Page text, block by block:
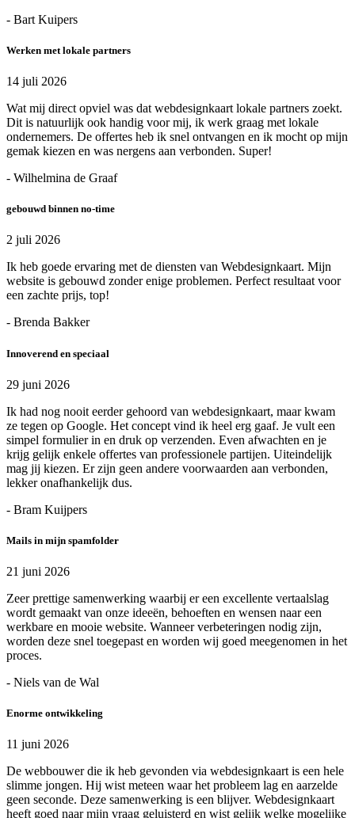
- Bart Kuipers
Werken met lokale partners
14 juli 2026
Wat mij direct opviel was dat webdesignkaart lokale partners zoekt.
Dit is natuurlijk ook handig voor mij, ik werk graag met lokale
ondernemers. De offertes heb ik snel ontvangen en ik mocht op mijn
gemak kiezen en was nergens aan verbonden. Super!
- Wilhelmina de Graaf
gebouwd binnen no-time
2 juli 2026
Ik heb goede ervaring met de diensten van Webdesignkaart. Mijn
website is gebouwd zonder enige problemen. Perfect resultaat voor
een zachte prijs, top!
- Brenda Bakker
Innoverend en speciaal
29 juni 2026
Ik had nog nooit eerder gehoord van webdesignkaart, maar kwam
ze tegen op Google. Het concept vind ik heel erg gaaf. Je vult een
simpel formulier in en druk op verzenden. Even afwachten en je
krijg gelijk enkele offertes van professionele partijen. Uiteindelijk
mag jij kiezen. Er zijn geen andere voorwaarden aan verbonden,
lekker onafhankelijk dus.
- Bram Kuijpers
Mails in mijn spamfolder
21 juni 2026
Zeer prettige samenwerking waarbij er een excellente vertaalslag
wordt gemaakt van onze ideeën, behoeften en wensen naar een
werkbare en mooie website. Wanneer verbeteringen nodig zijn,
worden deze snel toegepast en worden wij goed meegenomen in het
proces.
- Niels van de Wal
Enorme ontwikkeling
11 juni 2026
De webbouwer die ik heb gevonden via webdesignkaart is een hele
slimme jongen. Hij wist meteen waar het probleem lag en aarzelde
geen seconde. Deze samenwerking is een blijver. Webdesignkaart
heeft goed naar mijn vraag geluisterd en wist gelijk welke mogelijke